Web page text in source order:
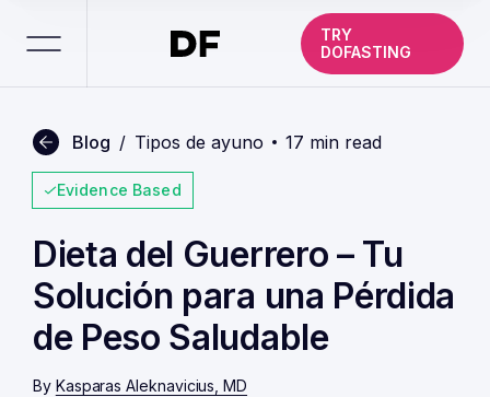
TRY
DOFASTING
Blog / Tipos de ayuno 17 min read
Evidence Based
Dieta del Guerrero – Tu
Solución para una Pérdida
de Peso Saludable
By Kasparas Aleknavicius, MD